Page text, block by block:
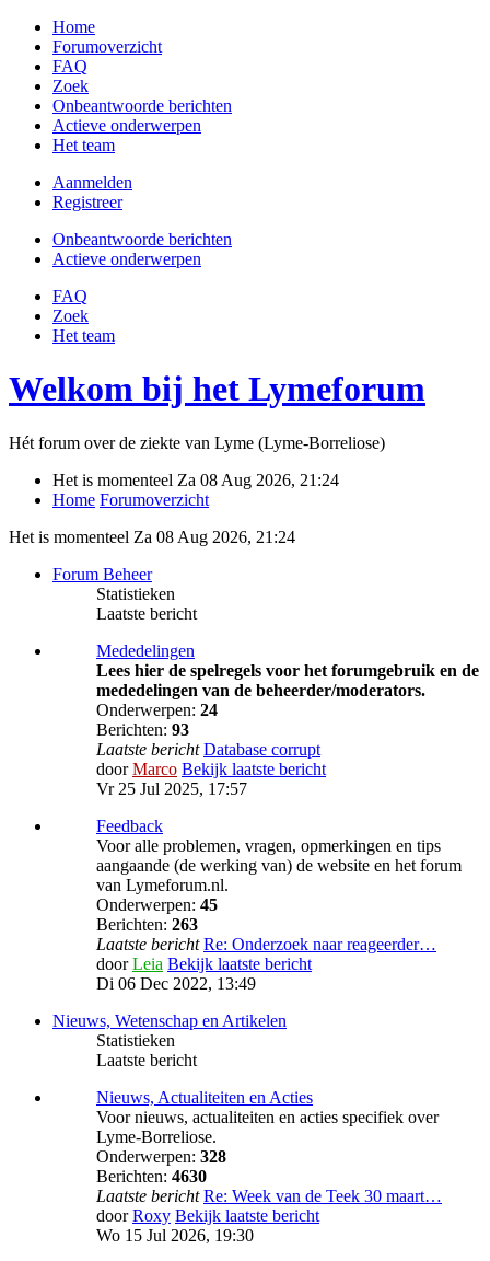
Home
Forumoverzicht
FAQ
Zoek
Onbeantwoorde berichten
Actieve onderwerpen
Het team
Aanmelden
Registreer
Onbeantwoorde berichten
Actieve onderwerpen
FAQ
Zoek
Het team
Welkom bij het Lymeforum
Hét forum over de ziekte van Lyme (Lyme-Borreliose)
Het is momenteel Za 08 Aug 2026, 21:24
Home Forumoverzicht
Het is momenteel Za 08 Aug 2026, 21:24
Forum Beheer
Statistieken
Laatste bericht
Mededelingen
Lees hier de spelregels voor het forumgebruik en de
mededelingen van de beheerder/moderators.
Onderwerpen: 24
Berichten: 93
Laatste bericht Database corrupt
doorMarco Bekijk laatste bericht
Vr 25 Jul 2025, 17:57
Feedback
Voor alle problemen, vragen, opmerkingen en tips
aangaande (de werking van) de website en het forum
van Lymeforum.nl.
Onderwerpen: 45
Berichten: 263
Laatste bericht Re: Onderzoek naar reageerder…
doorLeia Bekijk laatste bericht
Di 06 Dec 2022, 13:49
Nieuws, Wetenschap en Artikelen
Statistieken
Laatste bericht
Nieuws, Actualiteiten en Acties
Voor nieuws, actualiteiten en acties specifiek over
Lyme-Borreliose.
Onderwerpen: 328
Berichten: 4630
Laatste bericht Re: Week van de Teek 30 maart…
doorRoxy Bekijk laatste bericht
Wo 15 Jul 2026, 19:30